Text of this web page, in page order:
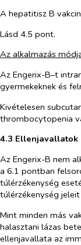
A hepatitisz B
Lásd 4.5 pont.
Az alkalmazás
Az Engerix-B–t
gyermekeknek és
Kivételesen
thrombocytopenia
4.3 Ellenjavallatok
Az Engerix-B nem
a 6.1 pontban
túlérzékenység
túlérzékenység
Mint minden más
halasztani lázas
ellenjavallata az